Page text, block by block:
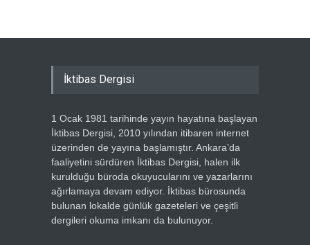
İktibas Dergisi
1 Ocak 1981 tarihinde yayın hayatına başlayan
İktibas Dergisi, 2010 yılından itibaren internet
üzerinden de yayına başlamıştır. Ankara’da
faaliyetini sürdüren İktibas Dergisi, halen ilk
kurulduğu büroda okuyucularını ve yazarlarını
ağırlamaya devam ediyor. İktibas bürosunda
bulunan lokalde günlük gazeteleri ve çeşitli
dergileri okuma imkanı da bulunuyor.